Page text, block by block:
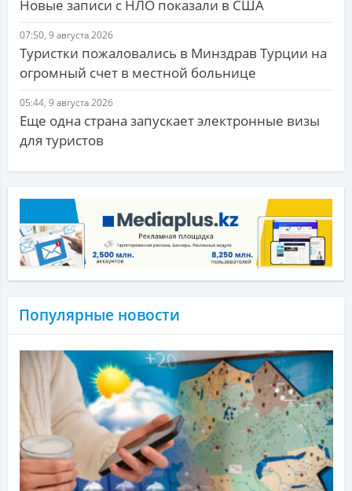
Новые записи с НЛО показали в США
07:50, 9 августа 2026
Туристки пожаловались в Минздрав Турции на
огромный счет в местной больнице
05:44, 9 августа 2026
Еще одна страна запускает электронные визы
для туристов
Популярные новости